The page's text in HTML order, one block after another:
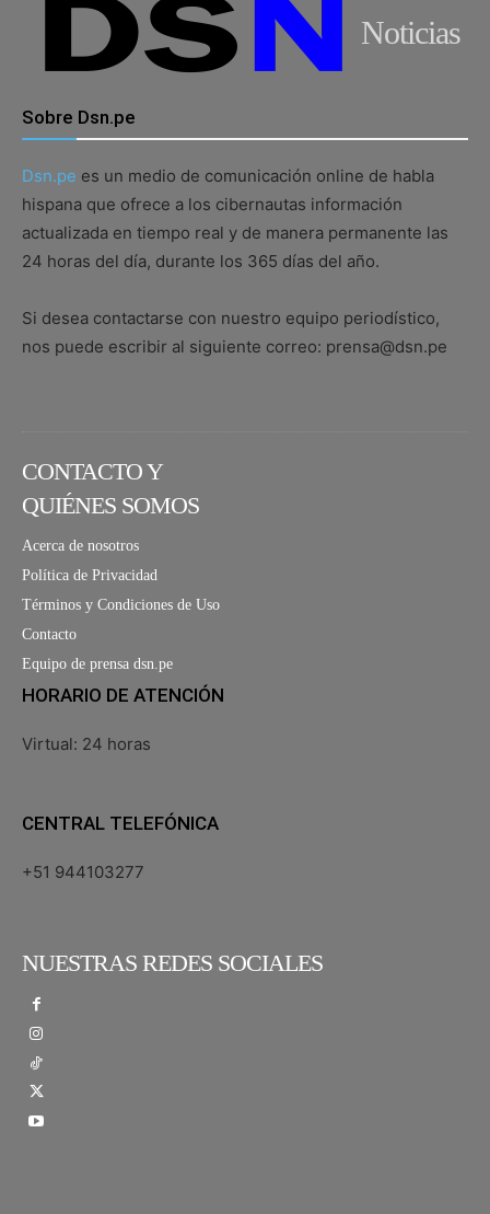
Noticias
Sobre Dsn.pe
Dsn.pe es un medio de comunicación online de habla
hispana que ofrece a los cibernautas información
actualizada en tiempo real y de manera permanente las
24 horas del día, durante los 365 días del año.
Si desea contactarse con nuestro equipo periodístico,
nos puede escribir al siguiente correo: prensa@dsn.pe
CONTACTO Y
QUIÉNES SOMOS
Acerca de nosotros
Política de Privacidad
Términos y Condiciones de Uso
Contacto
Equipo de prensa dsn.pe
HORARIO DE ATENCIÓN
Virtual: 24 horas
CENTRAL TELEFÓNICA
+51 944103277
NUESTRAS REDES SOCIALES